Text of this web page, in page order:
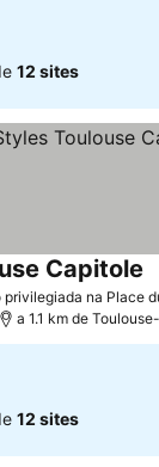
12 sites
na Place
Capitole
a 1.1 km de
12 sites